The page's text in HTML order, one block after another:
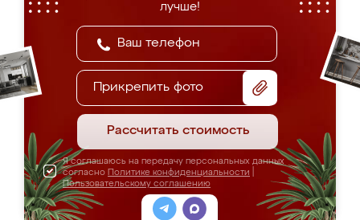
лучше!
Прикрепить фото
Рассчитать стоимость
Я соглашаюсь на передачу персональных данных
согласно Политике конфиденциальности
Пользовательскому соглашению